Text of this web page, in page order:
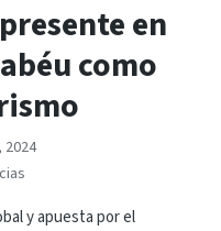
en
como
y apuesta por el